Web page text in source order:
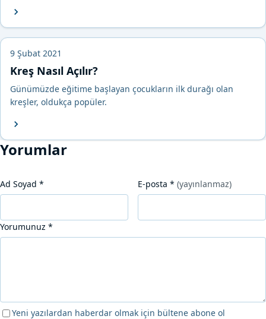
9 Şubat 2021
Kreş Nasıl Açılır?
Günümüzde eğitime başlayan çocukların ilk durağı olan
kreşler, oldukça popüler.
Yorumlar
Ad Soyad * E-posta * (yayınlanmaz)
Yorumunuz *
Yeni yazılardan haberdar olmak için bültene abone ol